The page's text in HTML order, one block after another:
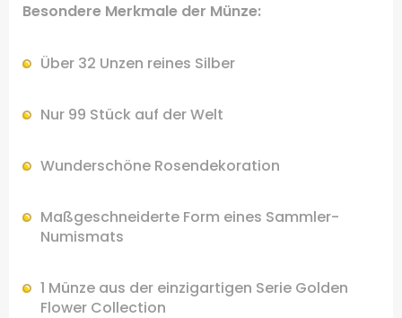
Besondere Merkmale der Münze:
Über 32 Unzen reines Silber
Nur 99 Stück auf der Welt
Wunderschöne Rosendekoration
Maßgeschneiderte Form eines Sammler-
Numismats
1 Münze aus der einzigartigen Serie Golden
Flower Collection